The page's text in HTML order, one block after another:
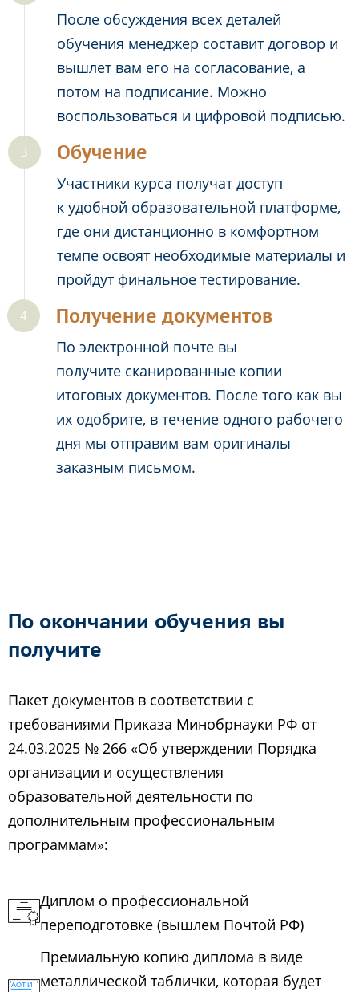
После обсуждения всех деталей
обучения менеджер составит договор и
вышлет вам его на согласование, а
потом на подписание. Можно
воспользоваться и цифровой подписью.
Обучение
Участники курса получат доступ
к удобной образовательной платформе,
где они дистанционно в комфортном
темпе освоят необходимые материалы и
пройдут финальное тестирование.
Получение документов
По электронной почте вы
получите сканированные копии
итоговых документов. После того как вы
их одобрите, в течение одного рабочего
дня мы отправим вам оригиналы
заказным письмом.
По окончании обучения вы
получите
Пакет документов в соответствии с
требованиями Приказа Минобрнауки РФ от
24.03.2025 № 266 «Об утверждении Порядка
организации и осуществления
образовательной деятельности по
дополнительным профессиональным
программам»:
Диплом о профессиональной
переподготовке (вышлем Почтой РФ)
Премиальную копию диплома в виде
металлической таблички, которая будет